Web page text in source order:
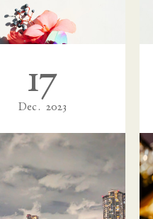
本日は無料&有料一斉ワークです☆
はようございます☆ミドリ
日は一斉ワークとなりま…
17
Dec 2023